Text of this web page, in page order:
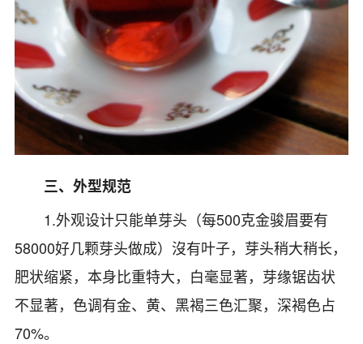
三、外型规范
1.外观设计只能单芽头（每500克金骏眉要有
58000好几颗芽头做成）沒有叶子，芽头稍大稍长，
肥状缩紧，本身比重特大，白毫显著，芽缘锯齿状
不显著，色调有金、黄、黑褐三色汇聚，深褐色占
70%。